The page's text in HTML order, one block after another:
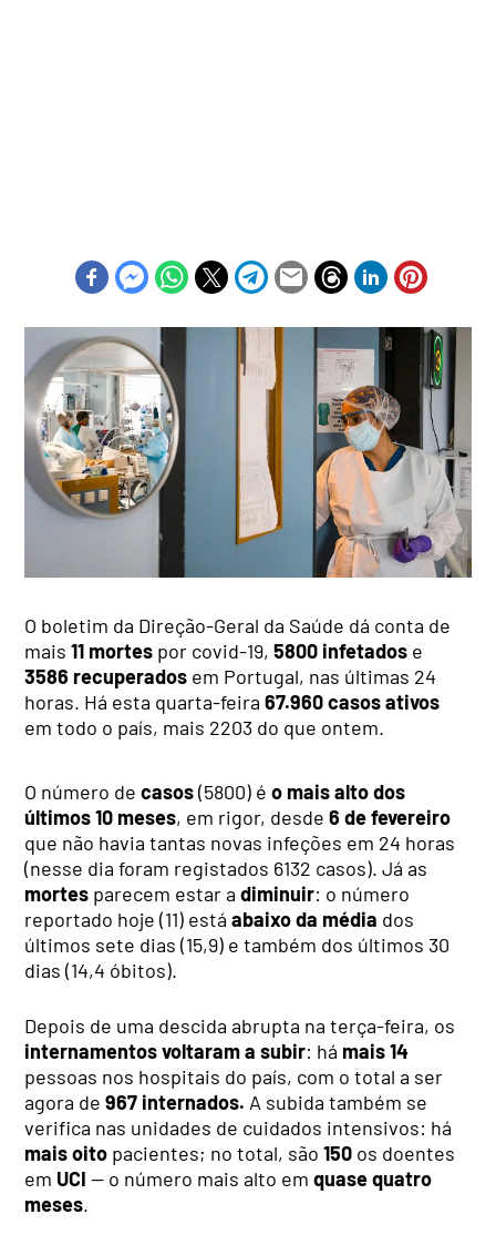
O boletim da Direção-Geral da Saúde dá conta de
mais11 mortes por covid-19,5800 infetados e
3586 recuperados em Portugal, nas últimas 24
horas. Há esta quarta-feira67.960 casos ativos
em todo o país, mais 2203 do que ontem.
O número decasos(5800) éo mais alto dos
últimos 10 meses, em rigor, desde6 de fevereiro
que não havia tantas novas infeções em 24 horas
(nesse dia foram registados 6132 casos). Já as
mortes parecem estar adiminuir: o número
reportado hoje (11) estáabaixo da média dos
últimos sete dias (15,9) e também dos últimos 30
dias (14,4 óbitos).
Depois de uma descida abrupta na terça-feira, os
internamentos voltaram a subir: há mais 14
pessoas nos hospitais do país, com o total a ser
agora de967 internados. A subida também se
verifica nas unidades de cuidados intensivos: há
mais oito pacientes; no total, são150 os doentes
em UCI— o número mais alto emquase quatro
meses.